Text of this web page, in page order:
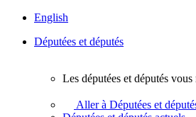
English
Députées et députés
députées
Les députées et députés
Aller à Députées et